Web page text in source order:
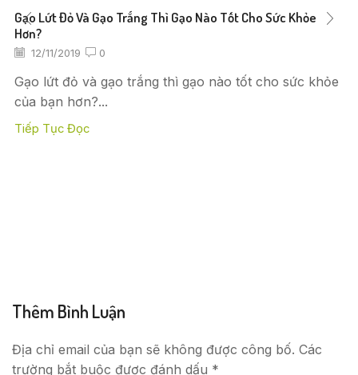
Gạo Lứt Đỏ Và Gạo Trắng Thì Gạo Nào Tốt Cho Sức Khỏe
Hơn?
12/11/2019 0
Gạo lứt đỏ và gạo trắng thì gạo nào tốt cho sức khỏe
của bạn hơn?...
Tiếp Tục Đọc
Thêm Bình Luận
Địa chỉ email của bạn sẽ không được công bố. Các
trường bắt buộc được đánh dấu *